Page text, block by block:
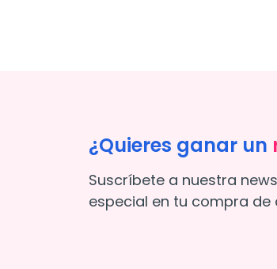
¿Quieres ganar un
Suscríbete a nuestra
especial en tu compra